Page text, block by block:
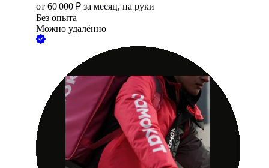
от 60 000 ₽ за месяц, на руки
Без опыта
Можно удалённо